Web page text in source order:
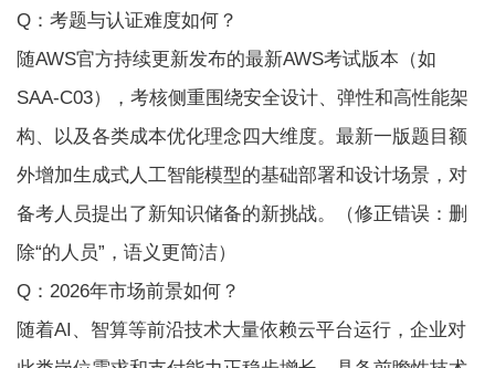
Q：考题与认证难度如何？
随AWS官方持续更新发布的最新AWS考试版本（如
SAA-C03），考核侧重围绕安全设计、弹性和高性能架
构、以及各类成本优化理念四大维度。最新一版题目额
外增加生成式人工智能模型的基础部署和设计场景，对
备考人员提出了新知识储备的新挑战。（修正错误：删
除“的人员”，语义更简洁）
Q：2026年市场前景如何？
随着AI、智算等前沿技术大量依赖云平台运行，企业对